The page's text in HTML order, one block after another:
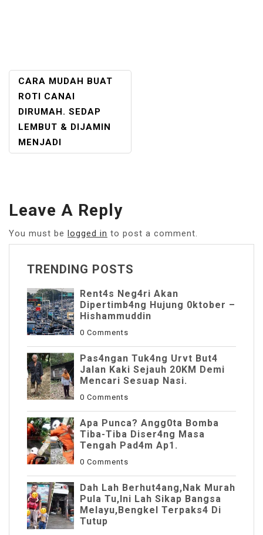
POST
NAVIGATION
CARA MUDAH BUAT
ROTI CANAI
DIRUMAH. SEDAP
LEMBUT & DIJAMIN
MENJADI
Leave A Reply
You must be logged in to post a comment.
TRENDING POSTS
Rent4s Neg4ri Akan
Dipertimb4ng Hujung 0ktober –
Hishammuddin
0 Comments
Pas4ngan Tuk4ng Urvt But4
JaIan Kaki Sejauh 20KM Demi
Mencari Sesuap Nasi.
0 Comments
Apa Punca? Angg0ta Bomba
Tiba-Tiba Diser4ng Masa
Tengah Pad4m Ap1.
0 Comments
Dah Lah Berhut4ang,Nak Murah
Pula Tu,Ini Lah Sikap Bangsa
Melayu,Bengkel Terpaks4 Di
Tutup